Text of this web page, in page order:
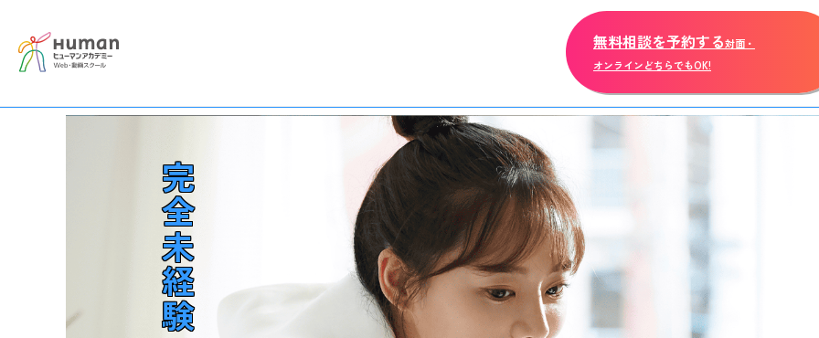
無料相談を予約する対面・
オンラインどちらでもOK!
- 受講料 - FAQ
完全未経験